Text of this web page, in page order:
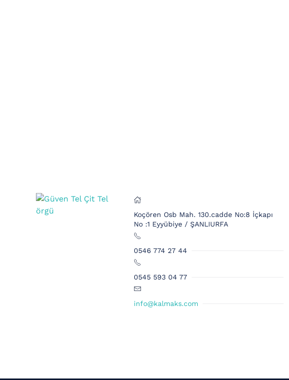
Koçören Osb Mah. 130.cadde No:8 İçkapı
No :1 Eyyübiye / ŞANLIURFA
0546 774 27 44
0545 593 04 77
info@kalmaks.com